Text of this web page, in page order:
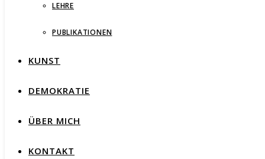
LEHRE
PUBLIKATIONEN
KUNST
DEMOKRATIE
ÜBER MICH
KONTAKT